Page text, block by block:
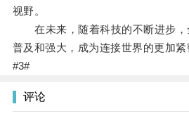
视野。
在未来，随着科技的不断进步，
普及和强大，成为连接世界的更加紧
#3#
评论